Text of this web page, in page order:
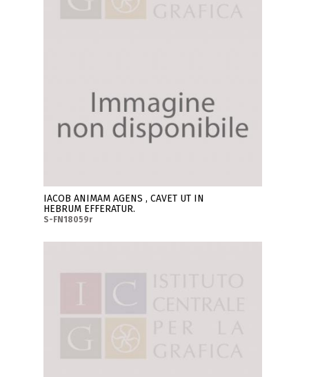
IACOB ANIMAM AGENS , CAVET UT IN
HEBRUM EFFERATUR.
S-FN18059r